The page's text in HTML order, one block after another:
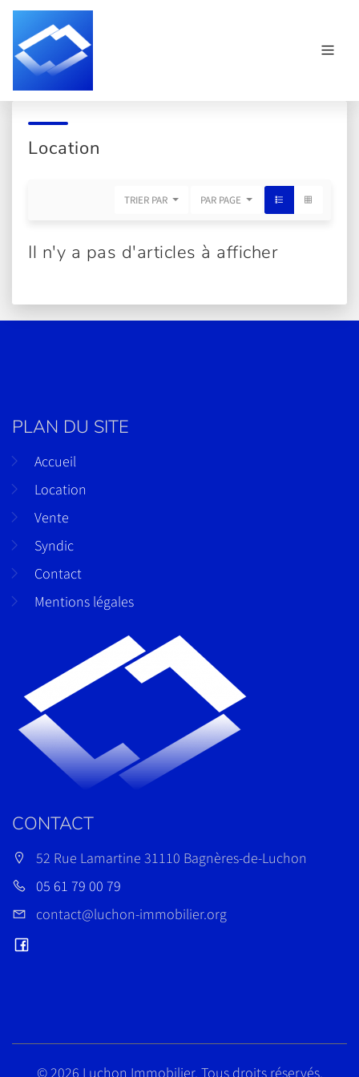
Location
TRIER PAR PAR PAGE
Il n'y a pas d'articles à afficher
PLAN DU SITE
Accueil
Location
Vente
Syndic
Contact
Mentions légales
CONTACT
52 Rue Lamartine 31110 Bagnères-de-Luchon
05 61 79 00 79
contact@luchon-immobilier.org
© 2026 Luchon Immobilier. Tous droits réservés.